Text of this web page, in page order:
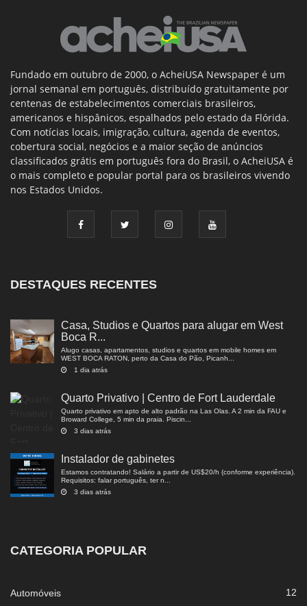
Fundado em outubro de 2000, o AcheiUSA Newspaper é um
jornal semanal em português, distribuído gratuitamente por
centenas de estabelecimentos comerciais brasileiros,
americanos e hispânicos, espalhados pelo estado da Flórida.
Com notícias locais, imigração, cultura, agenda de eventos,
cobertura social, negócios e a maior seção de anúncios
classificados grátis em português fora do Brasil, o AcheiUSA é
o mais completo e popular portal para os brasileiros vivendo
nos Estados Unidos.
DESTAQUES RECENTES
Casa, Studios e Quartos para alugar em West
Boca R...
Alugo casas, apartamentos, studios e quartos em mobile homes em
WEST BOCA RATON, perto da Casa do Pão, Picanh...
1 dia atrás
Quarto Privativo | Centro de Fort Lauderdale
Quarto privativo em apto de alto padrão na Las Olas. A 2 min da FAU e
Broward College, 5 min da praia. Piscin...
3 dias atrás
Instalador de gabinetes
Estamos contratando! Salário a partir de US$20/h (conforme experiência).
Requisitos: falar português, ter n...
3 dias atrás
CATEGORIA POPULAR
Automóveis 12